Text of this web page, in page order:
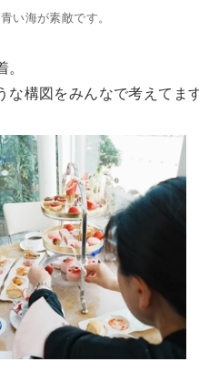
い海が素敵です。
な構図をみんなで考えてま